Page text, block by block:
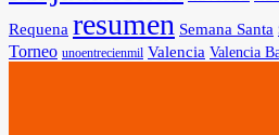
Requena resumen Semana Santa
Torneo unoentrecienmil Valencia Valencia